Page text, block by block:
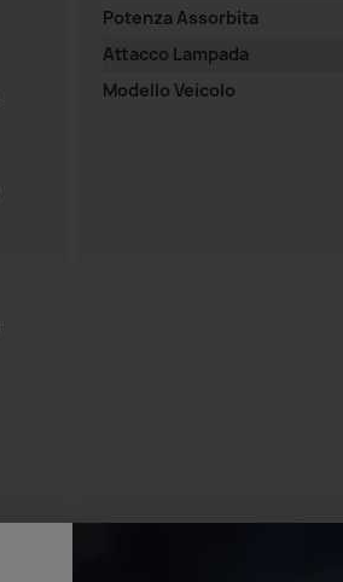
Potenza Assorbita
Attacco Lampada
Modello Veicolo